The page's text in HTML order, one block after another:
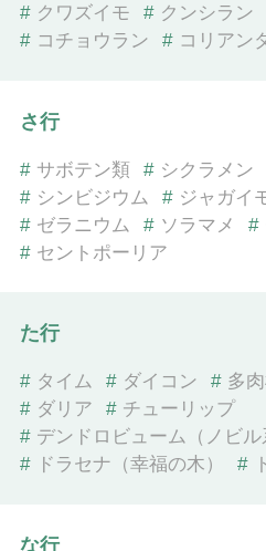
# クワズイモ # クンシラン
# コチョウラン # コリアン
さ行
# サボテン類 # シクラメン
# シンビジウム # ジャガイ
# ゼラニウム # ソラマメ #
# セントポーリア
た行
# タイム # ダイコン # 多
# ダリア # チューリップ
# デンドロビューム（ノビル
#
ドラセナ（幸福の木） #
な行